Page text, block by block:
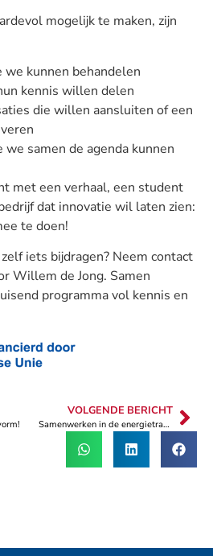
mogelijk te maken, zijn
we kunnen behandelen
kennis willen delen
die willen aansluiten of een
we samen de agenda kunnen
met een verhaal, een student
dat innovatie wil laten zien:
te doen!
iets bijdragen? Neem contact
Willem de Jong. Samen
programma vol kennis en
VOLGENDE BERICHT
Samenwerken in de energietransitie: van concurrentie naar verbinding